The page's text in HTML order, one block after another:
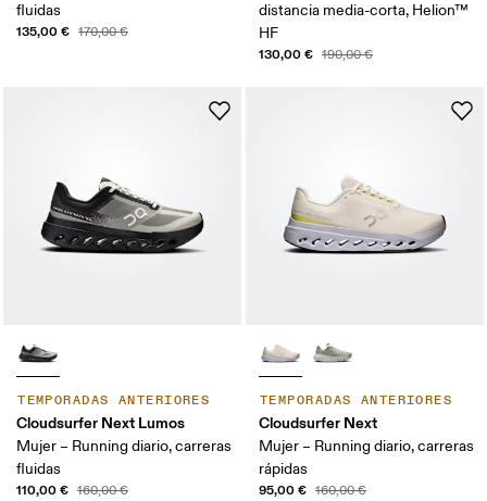
fluidas
135,00 € 170,00 €
distancia media-corta, Helion™
HF
130,00 € 190,00 €
TEMPORADAS ANTERIORES
Cloudsurfer Next Lumos
Mujer – Running diario, carreras
fluidas
110,00 € 160,00 €
TEMPORADAS ANTERIORES
Cloudsurfer Next
Mujer – Running diario, carreras
rápidas
95,00 € 160,00 €